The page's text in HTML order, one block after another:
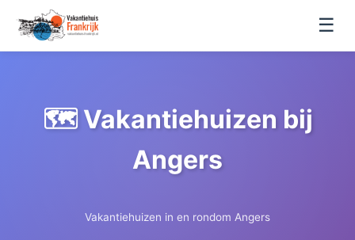
☰
🗺️ Vakantiehuizen bij
Angers
Vakantiehuizen in en rondom Angers